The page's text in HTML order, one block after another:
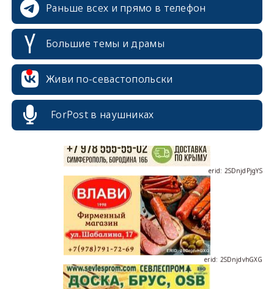
Раньше всех и прямо в телефон
Большие темы и драмы
Живи по-севастопольски
ForPost в наушниках
erid: 2SDnjcrDNw6
erid: 2SDnjdvhGXG